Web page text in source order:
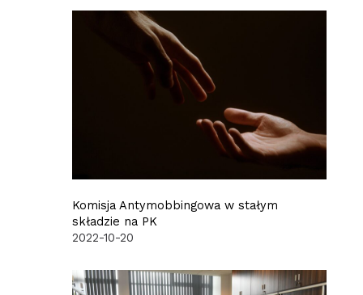
Komisja Antymobbingowa w stałym
składzie na PK
2022-10-20